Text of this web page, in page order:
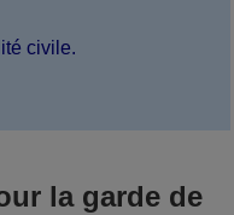
civile.
la garde de